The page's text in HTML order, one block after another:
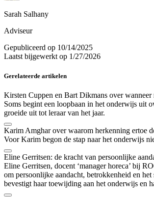
Sarah Salhany
Adviseur
Gepubliceerd op 10/14/2025
Laatst bijgewerkt op 1/27/2026
Gerelateerde artikelen
Kirsten Cuppen en Bart Dikmans over
Soms begint een loopbaan in het onderwijs uit
groeide uit tot leraar van het jaar.
Karim Amghar over waarom herkenning ertoe
Voor Karim begon de stap naar het onderwijs
Eline Gerritsen: de kracht van persoonlijke
Eline Gerritsen, docent ‘manager horeca’ bij
om persoonlijke aandacht, betrokkenheid en
bevestigt haar toewijding aan het onderwijs en